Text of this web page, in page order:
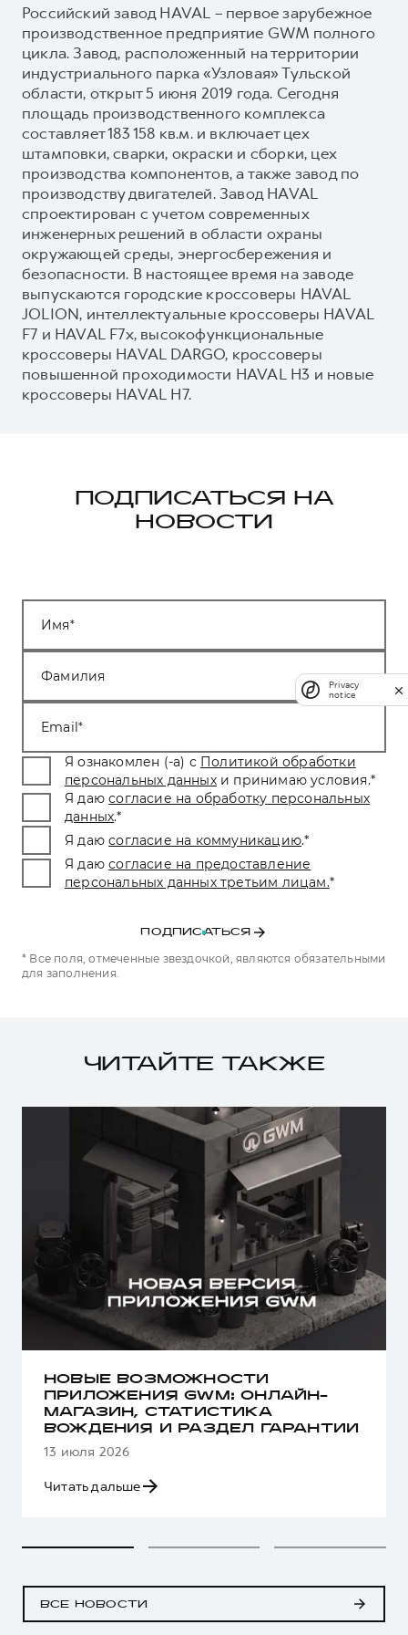
Российский завод HAVAL – первое зарубежное
производственное предприятие GWM полного
цикла. Завод, расположенный на территории
индустриального парка «Узловая» Тульской
области, открыт 5 июня 2019 года. Сегодня
площадь производственного комплекса
составляет 183 158 кв.м. и включает цех
штамповки, сварки, окраски и сборки, цех
производства компонентов, а также завод по
производству двигателей. Завод HAVAL
спроектирован с учетом современных
инженерных решений в области охраны
окружающей среды, энергосбережения и
безопасности. В настоящее время на заводе
выпускаются городские кроссоверы HAVAL
JOLION, интеллектуальные кроссоверы HAVAL
F7 и HAVAL F7x, высокофункциональные
кроссоверы HAVAL DARGO, кроссоверы
повышенной проходимости HAVAL H3 и новые
кроссоверы HAVAL H7.
ПОДПИСАТЬСЯ НА
НОВОСТИ
Имя
Фамилия
Email
Я ознакомлен (-а) с Политикой обработки
персональных данных и принимаю условия.*
Я даю согласие на обработку персональных
данных.*
Я даю согласие на коммуникацию.*
Я даю согласие на предоставление
персональных данных третьим лицам.*
ПОДПИСАТЬСЯ
* Все поля, отмеченные звездочкой, являются обязательными
для заполнения.
ЧИТАЙТЕ ТАКЖЕ
НОВЫЕ ВОЗМОЖНОСТИ
ПРИЛОЖЕНИЯ GWM: ОНЛАЙН-
МАГАЗИН, СТАТИСТИКА
ВОЖДЕНИЯ И РАЗДЕЛ ГАРАНТИИ
13 июля 2026
Читать дальше
ВСЕ НОВОСТИ
Privacy
notice